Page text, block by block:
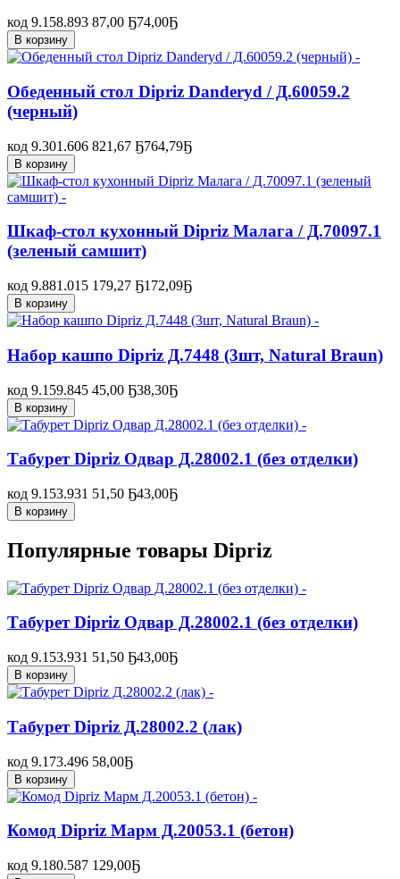
код 9.158.893 87,00 Ҕ74,00Ҕ
В корзину
Обеденный стол Dipriz Danderyd / Д.60059.2
(черный)
код 9.301.606 821,67 Ҕ764,79Ҕ
В корзину
Шкаф-стол кухонный Dipriz Малага / Д.70097.1
(зеленый самшит)
код 9.881.015 179,27 Ҕ172,09Ҕ
В корзину
Набор кашпо Dipriz Д.7448 (3шт, Natural Braun)
код 9.159.845 45,00 Ҕ38,30Ҕ
В корзину
Табурет Dipriz Одвар Д.28002.1 (без отделки)
код 9.153.931 51,50 Ҕ43,00Ҕ
В корзину
Популярные товары Dipriz
Табурет Dipriz Одвар Д.28002.1 (без отделки)
код 9.153.931 51,50 Ҕ43,00Ҕ
В корзину
Табурет Dipriz Д.28002.2 (лак)
код 9.173.496 58,00Ҕ
В корзину
Комод Dipriz Марм Д.20053.1 (бетон)
код 9.180.587 129,00Ҕ